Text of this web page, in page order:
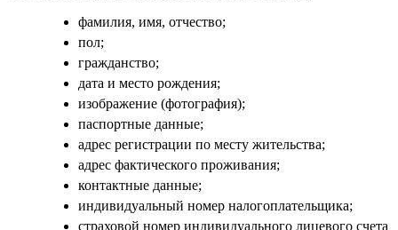
фамилия, имя, отчество;
пол;
гражданство;
дата и место рождения;
изображение (фотография);
паспортные данные;
адрес регистрации по месту жительства;
адрес фактического проживания;
контактные данные;
индивидуальный номер налогоплательщика;
страховой номер индивидуального лицевого счета